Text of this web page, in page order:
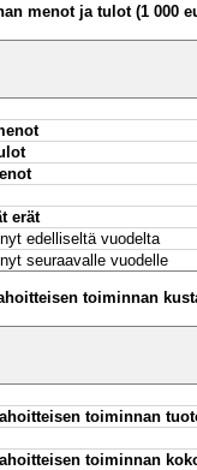
menot ja tulot (1 000
erät
edelliseltä vuodelta
seuraavalle vuodelle
toiminnan
toiminnan
toiminnan